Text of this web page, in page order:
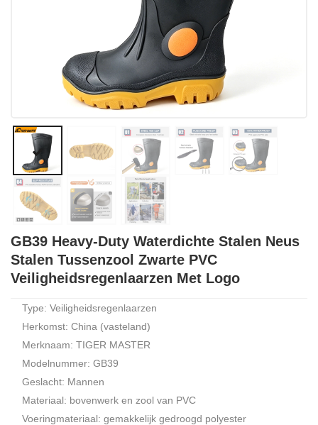
GB39 Heavy-Duty Waterdichte Stalen Neus
Stalen Tussenzool Zwarte PVC
Veiligheidsregenlaarzen Met Logo
Type: Veiligheidsregenlaarzen
Herkomst: China (vasteland)
Merknaam: TIGER MASTER
Modelnummer: GB39
Geslacht: Mannen
Materiaal: bovenwerk en zool van PVC
Voeringmateriaal: gemakkelijk gedroogd polyester